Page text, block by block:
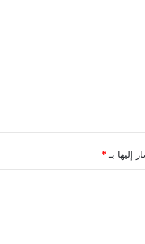
إليها بـ *